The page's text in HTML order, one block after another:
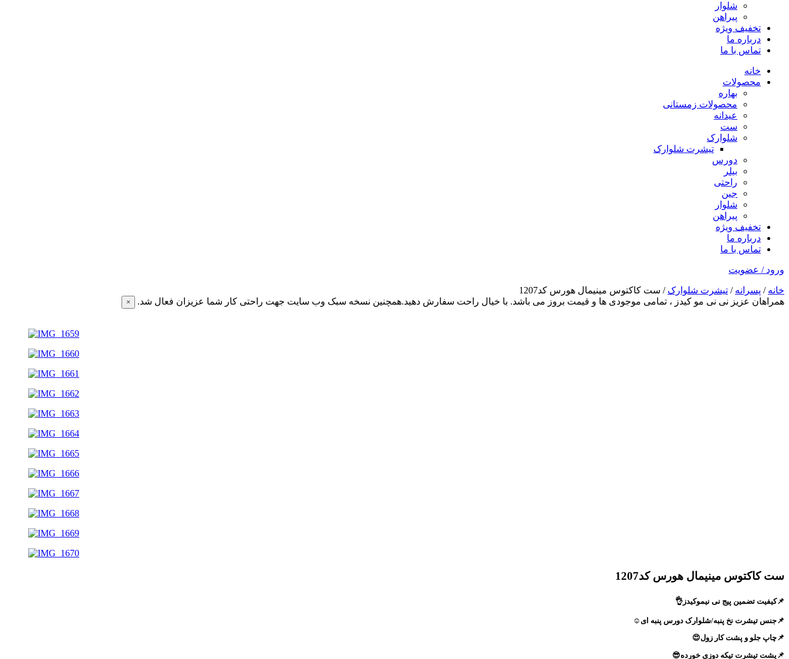
شلوار
پیراهن
تخفیف ویژه
درباره ما
تماس با ما
خانه
محصولات
بهاره
محصولات زمستانی
عیدانه
ست
شلوارک
تیشرت شلوارک
دورس
بیلر
راحتی
جین
شلوار
پیراهن
تخفیف ویژه
درباره ما
تماس با ما
ورود / عضویت
خانه / پسرانه / تیشرت شلوارک / ست کاکتوس مینیمال هورس کد1207
همراهان عزیز نی نی مو کیدز ، تمامی موجودی ها و قیمت بروز می باشد. با خیال راحت سفارش دهید.همچنین نسخه سبک وب سایت جهت راحتی کار شما عزیزان فعال شد. ×
ست کاکتوس مینیمال هورس کد1207
📌کیفیت تضمین پیج نی نیموکیدز👌
📌جنس تیشرت نخ پنبه/شلوارک دورس پنبه ای☺️
📌چاپ جلو و پشت کار زول😍
📌پشت تیشرت تیکه دوزی خورده😎